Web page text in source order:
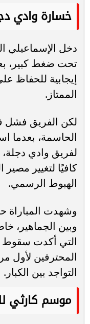
خسارة وادي
دخل الإسماعيلي
تحت ضغط كبير،
إيجابية للحفاظ
الممتاز.
لكن الفريق فشل
الحاسمة، بعدما
لفريق وادي
كافيًا لتغيير مصير
الهبوط الرسمي.
وشهدت المباراة
وبين الجماهير،
التي أكدت سقوط
المحترفين لأول
التواجد بين الكبار.
موسم كارثي